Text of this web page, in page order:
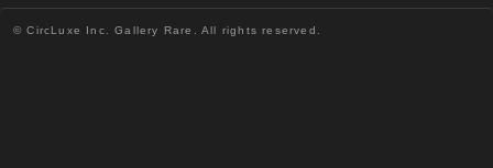
© CircLuxe Inc. Gallery Rare. All rights reserved.